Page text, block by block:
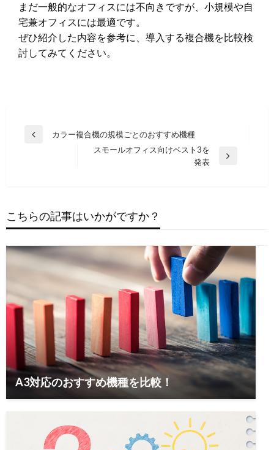
まだ一般的なオフィスには不向きですが、小規模や自
宅兼オフィスには最適です。
ぜひ紹介した内容を参考に、導入する複合機を比較検
討してみてください。
投
ー
ョ
カラー複合機の規模ごとのおすすめ機種
へ
スモールオフィス向けベスト3を
発表
こちらの記事はいかがですか？
A3対応のおすすめ機種を比較！